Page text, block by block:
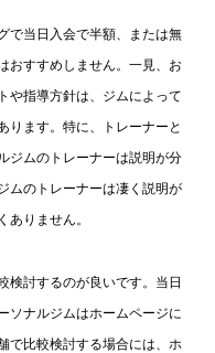
で当日入会で半額、または無
おすすめしません。一見、お
や指導方針は、ジムによって
ります。特に、トレーナーと
ジムのトレーナーは説明が分
ムのトレーナーは凄く説明が
ありません。
検討するのが良いです。当日
ソナルジムはホームページに
で比較検討する場合には、ホ